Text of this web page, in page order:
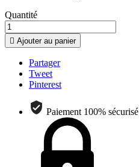
Quantité
 Ajouter au panier
Partager
Tweet
Pinterest
Paiement 100% sécurisé